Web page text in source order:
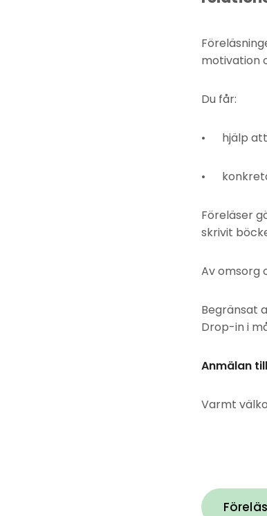
motivation
Du får:
• hjälp att
• konkreta
Föreläser
skrivit
Av omsorg
Begränsat
Drop-in i
Anmälan
Varmt